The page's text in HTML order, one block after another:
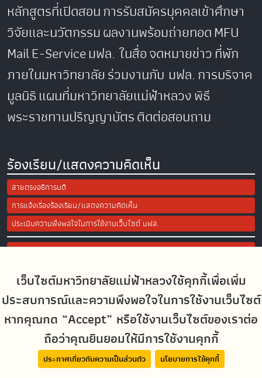
เว็บไซต์มหาวิทยาลัยแม่ฟ้าหลวงใช้คุกกี้เพื่อเพิ่ม
ประสบการณ์และความพึงพอใจในการใช้งานเว็บไซต์
หากคุณกด “Accept” หรือใช้งานเว็บไซต์ของเราต่อ
ถือว่าคุณยินยอมให้มีการใช้งานคุกกี้
ประกาศเกี่ยวกับความเป็นส่วนตัว นโยบายการใช้คุกกี้
หลักสูตรที่เปิดสอนการรับสมัครบุคคลเข้าศึกษา
วิจัยและนวัตกรรมผลงานพร้อมถ่ายทอดMFU
MailE-Serviceมฟล. ในสื่อจดหมายข่าวที่พัก
ภายในมหาวิทยาลัยร่วมงานกับ มฟล.การบริจาค
มูลนิธิแผนที่มหาวิทยาลัยแม่ฟ้าหลวงพิธี
พระราชทานปริญญาบัตรติดต่อสอบถาม
ร้องเรียน/แสดงความคิดเห็น
สายตรงอธิการบดี
การแจ้งเรื่องร้องเรียน/แสดงความคิดเห็น
ประเมินความพึงพอใจในการใช้งานเว็บไซต์ มฟล.
Site Map
Social Media
MFUconnect